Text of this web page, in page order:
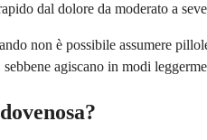
dal dolore da moderato a
non è possibile assumere
agiscano in modi